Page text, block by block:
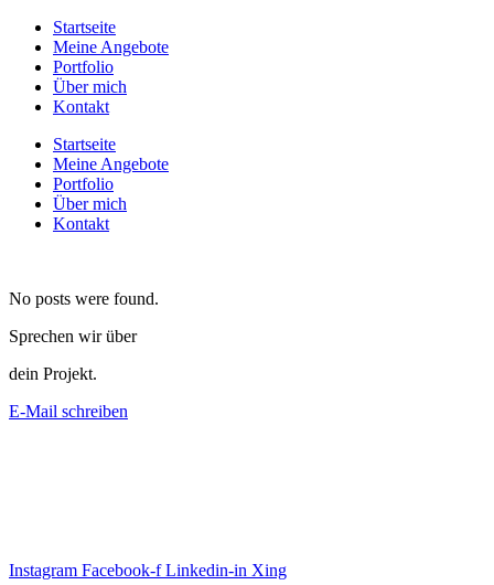
Startseite
Meine Angebote
Portfolio
Über mich
Kontakt
Startseite
Meine Angebote
Portfolio
Über mich
Kontakt
No posts were found.
Sprechen wir über
dein Projekt.
E-Mail schreiben
Instagram Facebook-f Linkedin-in Xing